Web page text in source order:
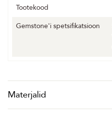
Tootekood
Gemstone'i spetsifikatsioon
Materjalid